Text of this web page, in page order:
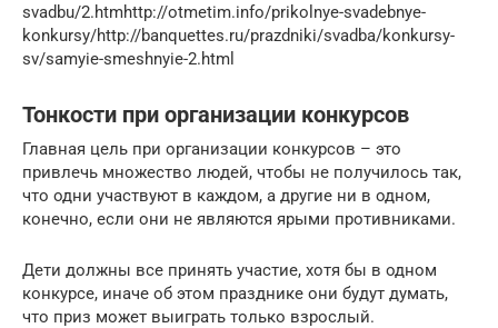
svadbu/2.htmhttp://otmetim.info/prikolnye-svadebnye-
konkursy/http://banquettes.ru/prazdniki/svadba/konkursy-
sv/samyie-smeshnyie-2.html
Тонкости при организации конкурсов
Главная цель при организации конкурсов – это
привлечь множество людей, чтобы не получилось так,
что одни участвуют в каждом, а другие ни в одном,
конечно, если они не являются ярыми противниками.
Дети должны все принять участие, хотя бы в одном
конкурсе, иначе об этом празднике они будут думать,
что приз может выиграть только взрослый.